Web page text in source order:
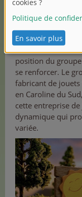
passionnants.
cours de création
position du
se renforcer. Le
fabricant de jouets
en Caroline du
cette entreprise
dynamique qui
variée.